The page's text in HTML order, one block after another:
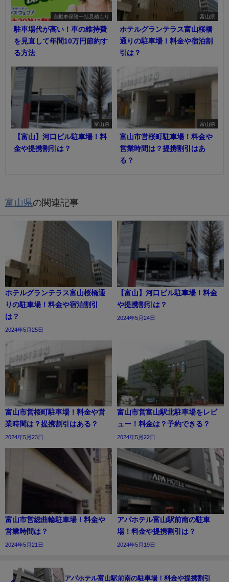
自動車保険一括見積もり
駐車場代が高い！車の維持費
を見直して年間10万円節約す
る方法
富山県
ホテルグランテラス富山桜橋
通りの駐車場！料金や宿泊割
引は？
富山県
【富山】河口ビル駐車場！料
金や提携割引は？
富山県
富山市営桜町駐車場！料金や
営業時間は？提携割引はあ
る？
富山県の関連記事
ホテルグランテラス富山桜橋通
りの駐車場！料金や宿泊割引
は？
2024年5月25日
【富山】河口ビル駐車場！料金
や提携割引は？
2024年5月24日
富山市営桜町駐車場！料金や営
業時間は？提携割引はある？
2024年5月23日
富山市営富山駅北駐車場をレビ
ュー！料金は？予約できる？
2024年5月22日
富山市営総曲輪駐車場！料金や
営業時間は？
2024年5月21日
アパホテル富山駅前南の駐車
場！料金や提携割引は？
2024年5月19日
アパホテル富山駅前南の駐車場！料金や提携割引